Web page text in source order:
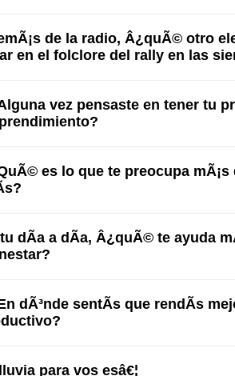
de la radio, Â¿quÃ© otro
en el folclore del rally en las
vez pensaste en tener tu
es lo que te preocupa
dÃ­a a dÃ­a, Â¿quÃ© te ayuda
dÃ³nde sentÃ­s que rendÃ­s
para vos esâ€¦